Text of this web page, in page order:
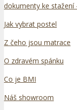
dokumenty ke stažení
Jak vybrat postel
Z čeho jsou matrace
O zdravém spánku
Co je BMI
Náš showroom